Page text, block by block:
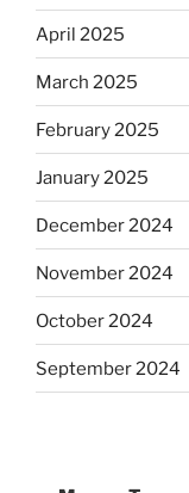
April 2025
March 2025
February 2025
January 2025
December 2024
November 2024
October 2024
September 2024